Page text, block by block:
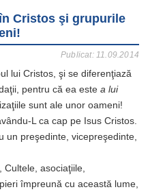
Cristos şi grupurile
Publicat: 11.09.2014
lui Cristos, şi se diferenţiază
pentru că ea este a lui
sunt ale unor oameni!
L ca cap pe Isus Cristos.
un preşedinte, vicepreşedinte,
Cultele, asociaţiile,
împreună cu această lume,